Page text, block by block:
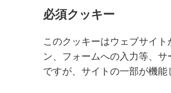
必須クッキー
このクッキーはウェブサイ
ン、フォームへの入力等、
ですが、サイトの一部が機